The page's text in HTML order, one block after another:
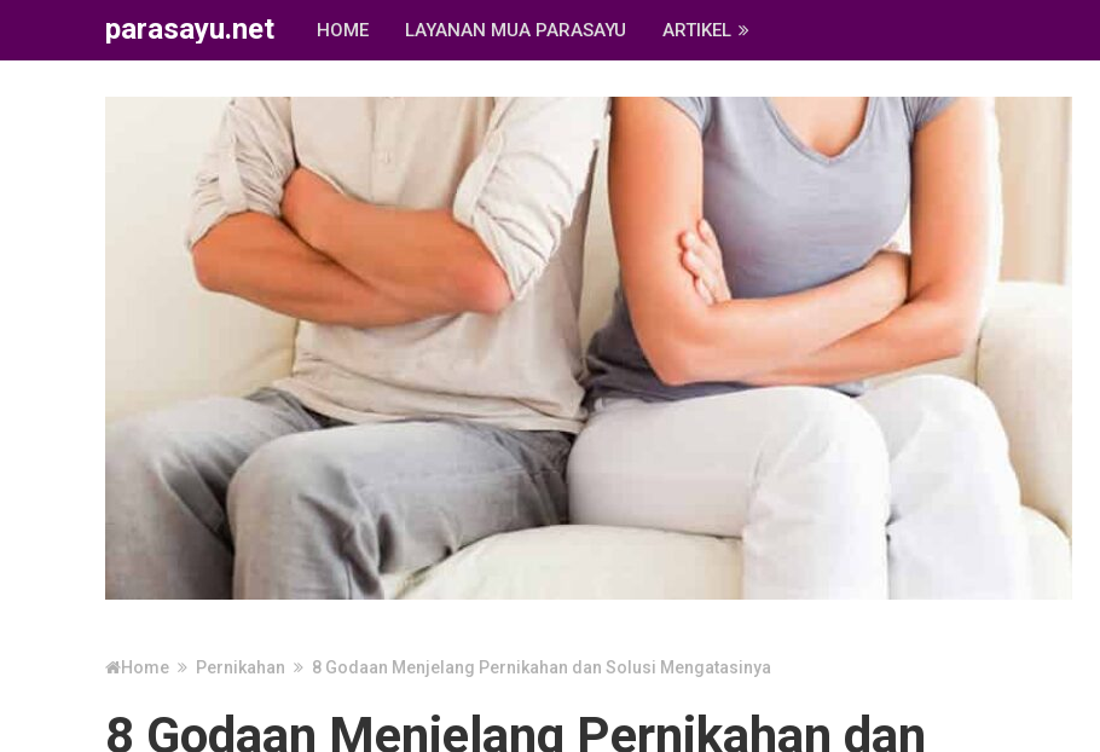
parasayu.net HOME LAYANAN MUA PARASAYU ARTIKEL
Home Pernikahan 8 Godaan Menjelang Pernikahan dan Solusi Mengatasinya
8 Godaan Menjelang Pernikahan dan